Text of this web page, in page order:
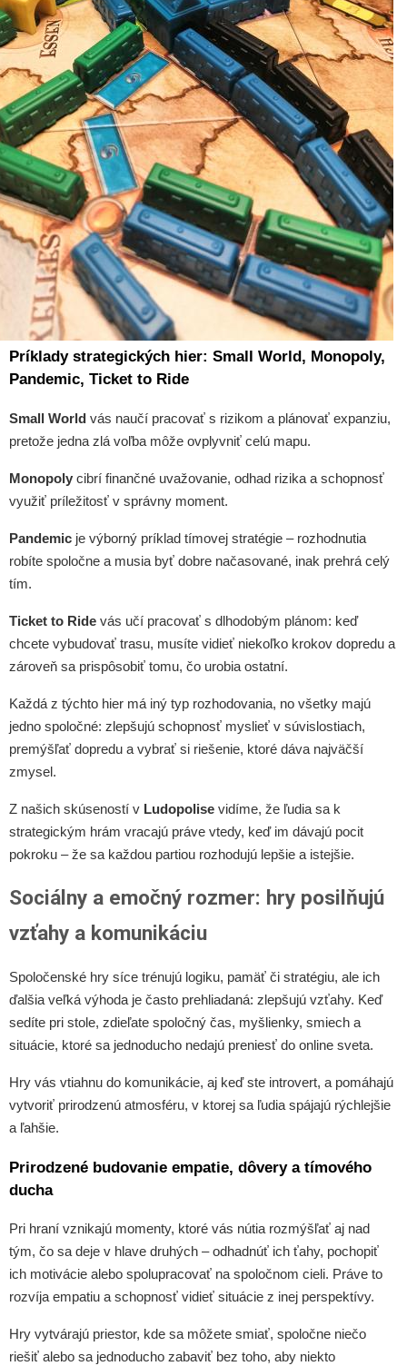
Príklady strategických hier: Small World, Monopoly,
Pandemic, Ticket to Ride
Small World vás naučí pracovať s rizikom a plánovať expanziu,
pretože jedna zlá voľba môže ovplyvniť celú mapu.
Monopoly cibrí finančné uvažovanie, odhad rizika a schopnosť
využiť príležitosť v správny moment.
Pandemic je výborný príklad tímovej stratégie – rozhodnutia
robíte spoločne a musia byť dobre načasované, inak prehrá celý
tím.
Ticket to Ride vás učí pracovať s dlhodobým plánom: keď
chcete vybudovať trasu, musíte vidieť niekoľko krokov dopredu a
zároveň sa prispôsobiť tomu, čo urobia ostatní.
Každá z týchto hier má iný typ rozhodovania, no všetky majú
jedno spoločné: zlepšujú schopnosť myslieť v súvislostiach,
premýšľať dopredu a vybrať si riešenie, ktoré dáva najväčší
zmysel.
Z našich skúseností v Ludopolise vidíme, že ľudia sa k
strategickým hrám vracajú práve vtedy, keď im dávajú pocit
pokroku – že sa každou partiou rozhodujú lepšie a istejšie.
Sociálny a emočný rozmer: hry posilňujú
vzťahy a komunikáciu
Spoločenské hry síce trénujú logiku, pamäť či stratégiu, ale ich
ďalšia veľká výhoda je často prehliadaná: zlepšujú vzťahy. Keď
sedíte pri stole, zdieľate spoločný čas, myšlienky, smiech a
situácie, ktoré sa jednoducho nedajú preniesť do online sveta.
Hry vás vtiahnu do komunikácie, aj keď ste introvert, a pomáhajú
vytvoriť prirodzenú atmosféru, v ktorej sa ľudia spájajú rýchlejšie
a ľahšie.
Prirodzené budovanie empatie, dôvery a tímového
ducha
Pri hraní vznikajú momenty, ktoré vás nútia rozmýšľať aj nad
tým, čo sa deje v hlave druhých – odhadnúť ich ťahy, pochopiť
ich motivácie alebo spolupracovať na spoločnom cieli. Práve to
rozvíja empatiu a schopnosť vidieť situácie z inej perspektívy.
Hry vytvárajú priestor, kde sa môžete smiať, spoločne niečo
riešiť alebo sa jednoducho zabaviť bez toho, aby niekto